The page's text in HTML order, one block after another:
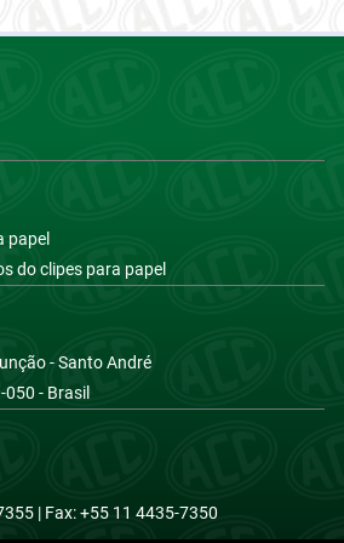
papel
do clipes para papel
- Santo André
050 - Brasil
| Fax: +55 11 4435-7350